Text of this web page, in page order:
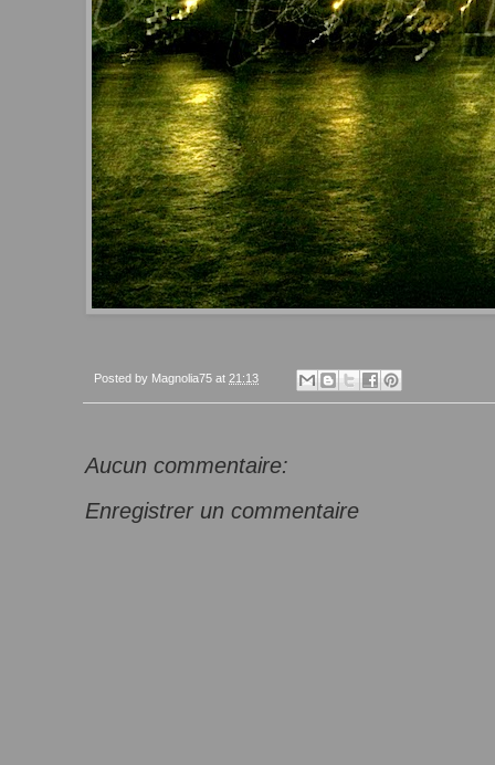
Posted by Magnolia75 at 21:13
Aucun commentaire:
Enregistrer un commentaire